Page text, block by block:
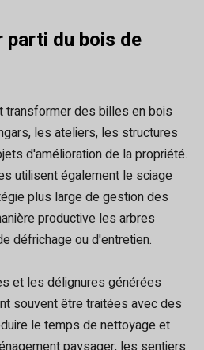
du bois de
transformer des billes en bois
les ateliers, les structures
d'amélioration de la propriété.
utilisent également le sciage
plus large de gestion des
productive les arbres
défrichage ou d'entretien.
et les délignures générées
souvent être traitées avec des
le temps de nettoyage et